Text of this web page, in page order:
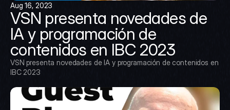
Aug 16, 2023
VSN presenta novedades de
IA y programación de
contenidos en IBC 2023
VSN presenta novedades de IA y programación de contenidos en
IBC 2023